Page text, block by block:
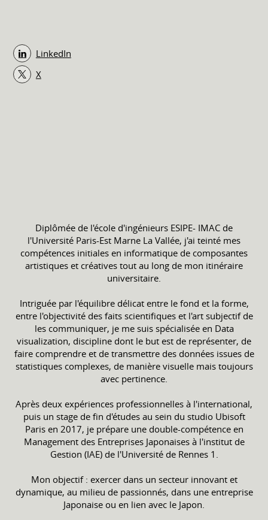
LinkedIn
X
Diplômée de l'école d'ingénieurs ESIPE- IMAC de
l'Université Paris-Est Marne La Vallée, j'ai teinté mes
compétences initiales en informatique de composantes
artistiques et créatives tout au long de mon itinéraire
universitaire.
Intriguée par l'équilibre délicat entre le fond et la forme,
entre l'objectivité des faits scientifiques et l'art subjectif de
les communiquer, je me suis spécialisée en Data
visualization, discipline dont le but est de représenter, de
faire comprendre et de transmettre des données issues de
statistiques complexes, de manière visuelle mais toujours
avec pertinence.
Après deux expériences professionnelles à l'international,
puis un stage de fin d'études au sein du studio Ubisoft
Paris en 2017, je prépare une double-compétence en
Management des Entreprises Japonaises à l'institut de
Gestion (IAE) de l'Université de Rennes 1.
Mon objectif : exercer dans un secteur innovant et
dynamique, au milieu de passionnés, dans une entreprise
Japonaise ou en lien avec le Japon.